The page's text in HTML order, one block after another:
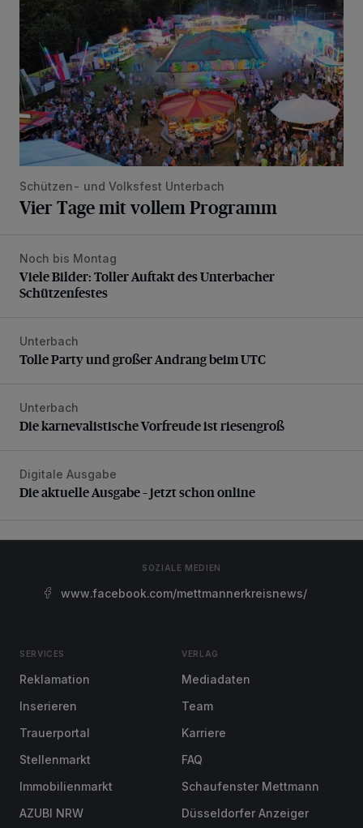
Schützen- und Volksfest Unterbach
Vier Tage mit vollem Programm
Viele Bilder: Toller Auftakt des Unterbacher
Noch bis Montag
Viele Bilder: Toller Auftakt des Unterbacher
Schützenfestes
Tolle Party und großer Andrang beim UTC
Unterbach
Tolle Party und großer Andrang beim UTC
Die karnevalistische Vorfreude ist riesengroß
Unterbach
Die karnevalistische Vorfreude ist riesengroß
Die aktuelle Ausgabe – jetzt schon online
Digitale Ausgabe
Die aktuelle Ausgabe – jetzt schon online
SOZIALE MEDIEN
www.facebook.com/mettmannerkreisnews/
SERVICES
Reklamation
Inserieren
Trauerportal
Stellenmarkt
Immobilienmarkt
AZUBI NRW
VERLAG
Mediadaten
Team
Karriere
FAQ
Schaufenster Mettmann
Düsseldorfer Anzeiger